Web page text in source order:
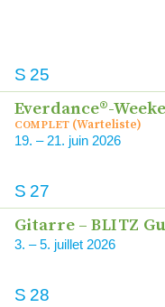
Date
Lien
S 25
Everdance®-
COMPLET (Warteliste)
19 – 21 2026
S 27
Gitarre – BLITZ
3 – 5 2026
S 28